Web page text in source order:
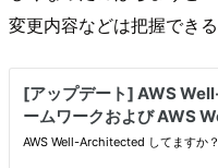
変更内容などは把握できる